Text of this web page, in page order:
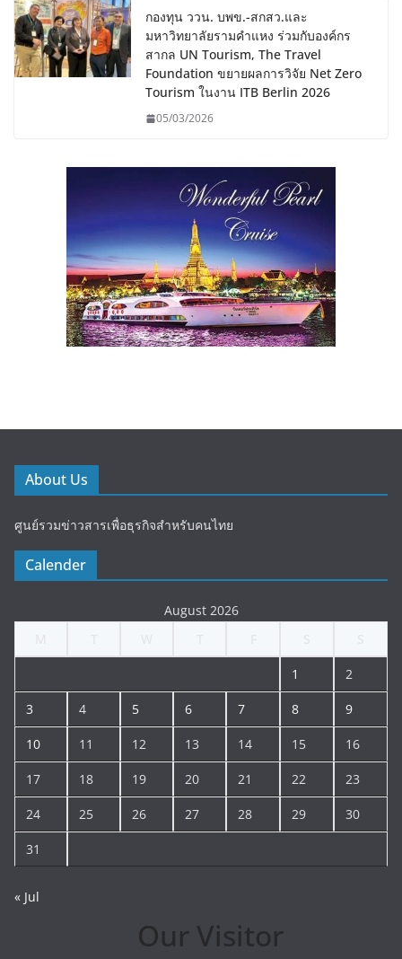
กองทุน ววน. บพข.-สกสว.และ
มหาวิทยาลัยรามคำแหง ร่วมกับองค์กร
สากล UN Tourism, The Travel
Foundation ขยายผลการวิจัย Net Zero
Tourism ในงาน ITB Berlin 2026
05/03/2026
About Us
ศูนย์รวมข่าวสารเพื่อธุรกิจสำหรับคนไทย
Calender
August 2026
1 2
3 4 5 6 7 8 9
10 11 12 13 14 15 16
17 18 19 20 21 22 23
24 25 26 27 28 29 30
31
« Jul
Our Visitor